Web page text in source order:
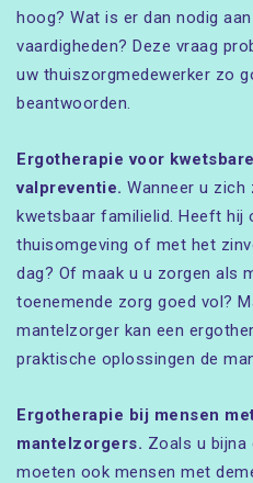
hoog? Wat is er dan nodig
vaardigheden? Deze vraag
uw thuiszorgmedewerker zo
beantwoorden.
Ergotherapie voor
valpreventie. Wanneer u zich
kwetsbaar familielid. Heeft hij
thuisomgeving of met het
dag? Of maak u u zorgen als
toenemende zorg goed vol?
mantelzorger kan een
praktische oplossingen de
Ergotherapie bij mensen
mantelzorgers. Zoals u bijna
moeten ook mensen met